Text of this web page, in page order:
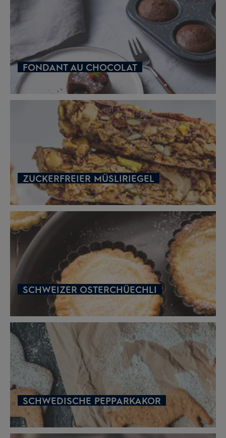
FONDANT AU CHOCOLAT
ZUCKERFREIER MÜSLIRIEGEL
SCHWEIZER OSTERCHÜECHLI
SCHWEDISCHE PEPPARKAKOR